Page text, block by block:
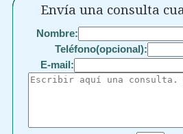
Envía una consulta
Nombre:
Teléfono(opcional):
E-mail: